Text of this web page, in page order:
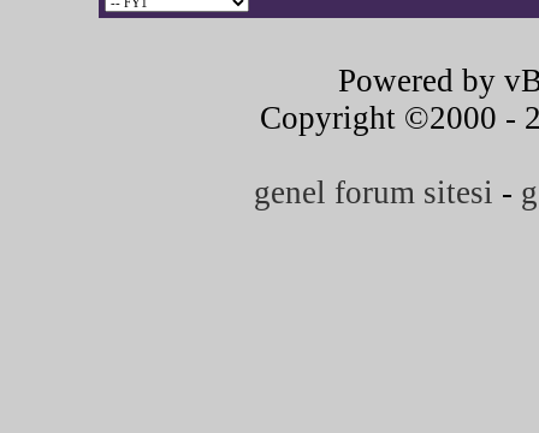
Powered by
Copyright ©2000 -
genel forum sitesi -